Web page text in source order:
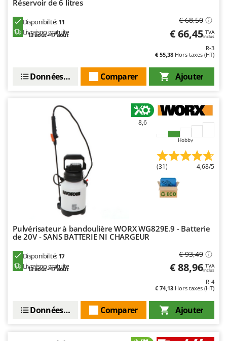
OMA
Ooni
Outdoorchef
Palazzetti
Palumbo Pavi
Partisani
Paterlini
Prismafood
R
R.G.V.
Rato
Resto Italia
Réservoir de 6 litres
Disponibilité:11
Livraison gratuite
13 août - 17 août
€ 68,50
€ 66,45 TVA
Inclus
R-3
€ 55,38 Hors taxes (HT)
Ajouter
Comparer
Données techniques
8,6
Hobby
(31) 4,68/5
Pulvérisateur à bandoulière WORX WG829E.9 - Batterie
de 20V - SANS BATTERIE NI CHARGEUR
Disponibilité:17
Livraison gratuite
13 août - 17 août
€ 93,49
€ 88,96 TVA
Inclus
R-4
€ 74,13 Hors taxes (HT)
Ajouter
Comparer
Données techniques